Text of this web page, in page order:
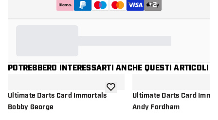
+2
POTREBBERO INTERESSARTI ANCHE QUESTI ARTICOLI
Ultimate Darts Card Immortals
Bobby George
aggiungi alla lista dei desideri
Ultimate Darts Card
Andy Fordham